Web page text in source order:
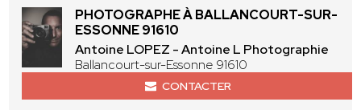
PHOTOGRAPHE À BALLANCOURT-SUR-
ESSONNE 91610
Antoine LOPEZ - Antoine L Photographie
Ballancourt-sur-Essonne 91610
CONTACTER